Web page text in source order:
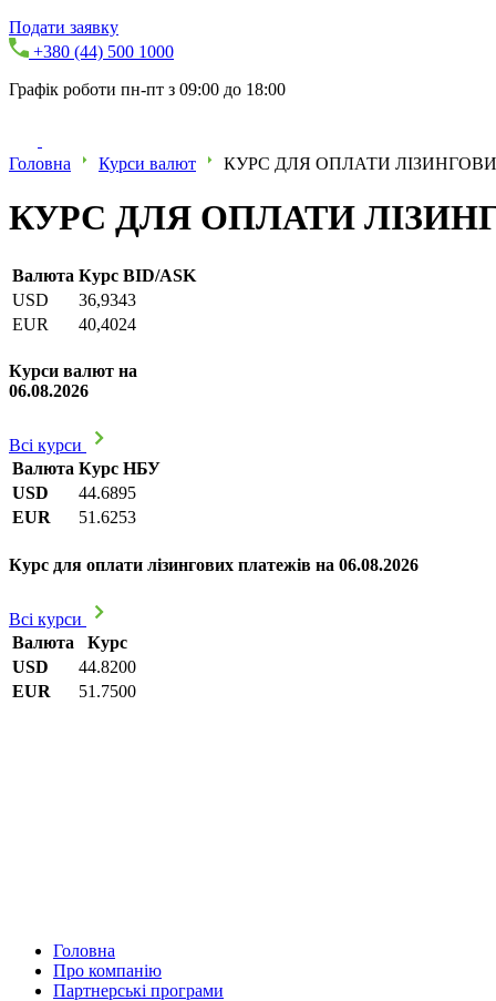
Подати заявку
+380 (44) 500 1000
Графік роботи пн-пт з 09:00 до 18:00
Головна Курси валют КУРС ДЛЯ ОПЛАТИ
КУРС ДЛЯ ОПЛАТИ
Валюта Курс BID/ASK
USD
36,9343
EUR
40,4024
Курси валют на
06.08.2026
Всі курси
Валюта Курс НБУ
USD
44.6895
EUR
51.6253
Курс для оплати лізингових платежів на 06.08.2026
Всі курси
Валюта
Курс
USD
44.8200
EUR
51.7500
Головна
Про компанію
Партнерські програми